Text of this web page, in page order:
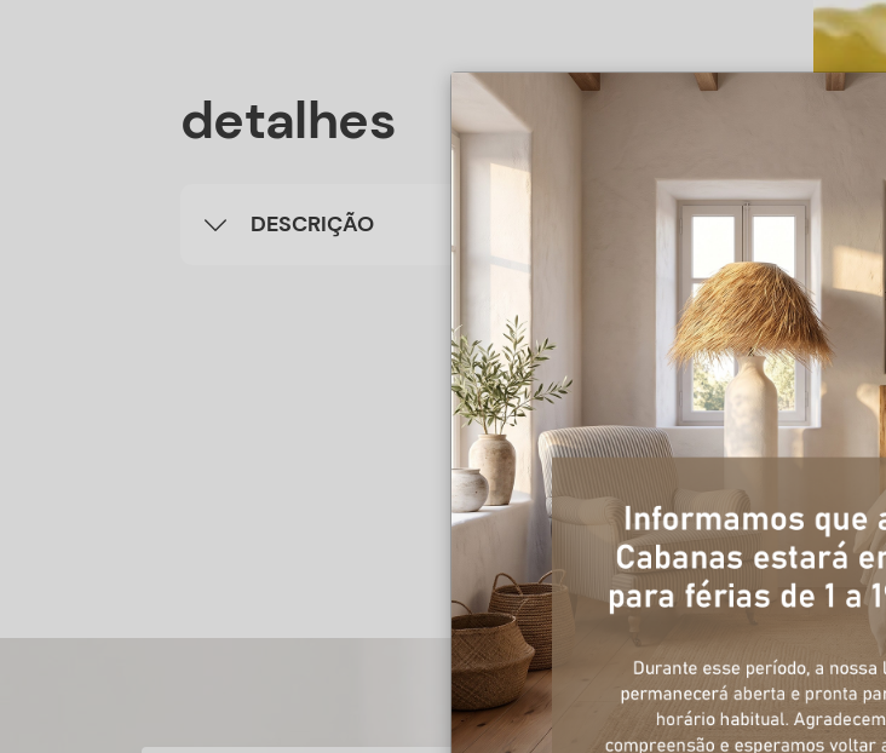
detalhes
DESCRIÇÃO